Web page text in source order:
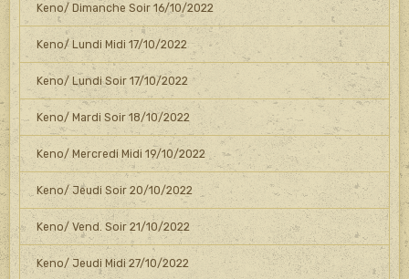
Keno/ Dimanche Soir 16/10/2022
Keno/ Lundi Midi 17/10/2022
Keno/ Lundi Soir 17/10/2022
Keno/ Mardi Soir 18/10/2022
Keno/ Mercredi Midi 19/10/2022
Keno/ Jeudi Soir 20/10/2022
Keno/ Vend. Soir 21/10/2022
Keno/ Jeudi Midi 27/10/2022